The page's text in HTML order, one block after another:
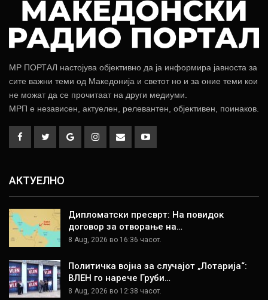
МР ПОРТАЛ настојува објективно да ја информира јавноста за
сите важни теми од Македонија и светот но и за оние теми кои
не можат да се прочитаат на други медиуми.
МРП е независен, актуелен, релевантен, објективен, поинаков.
АКТУЕЛНО
Дипломатски пресврт: На повидок
договор за отворање на…
8 Aug, 2026 во 16:36 часот.
Политичка војна за случајот „Лотарија“:
ВЛЕН го нарече Груби…
8 Aug, 2026 во 12:38 часот.